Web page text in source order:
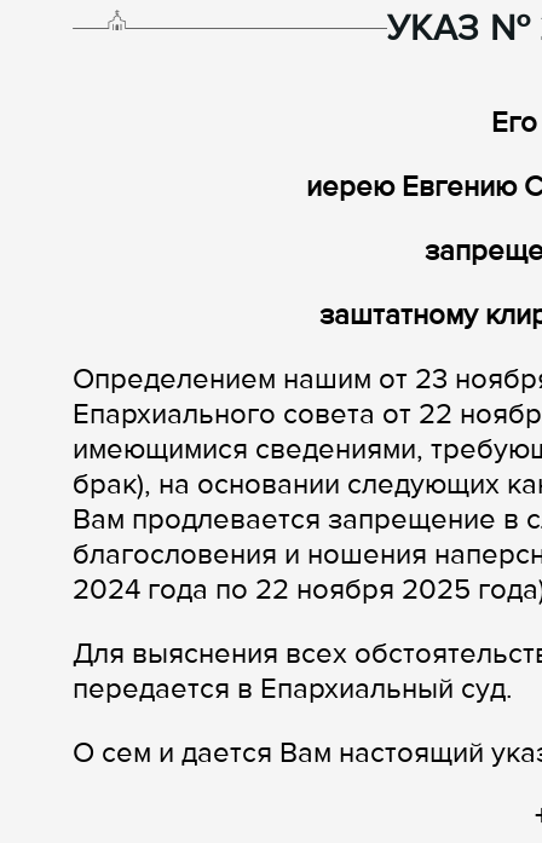
УКАЗ №
иерею Евгению
заштатному
Определением нашим от 23
Епархиального совета от 22
имеющимися сведениями,
брак), на основании следующих
Вам продлевается запрещение в
благословения и ношения
2024 года по 22 ноября 2025
Для выяснения всех
передается в Епархиальный суд.
О сем и дается Вам настоящий